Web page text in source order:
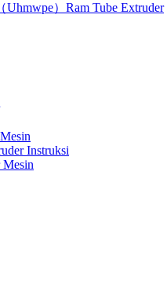
Uhmwpe）Ram Tube Extruder
Instruksi